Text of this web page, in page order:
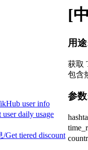
user info
daily usage
tiered discount
[
用
获取
包含
参